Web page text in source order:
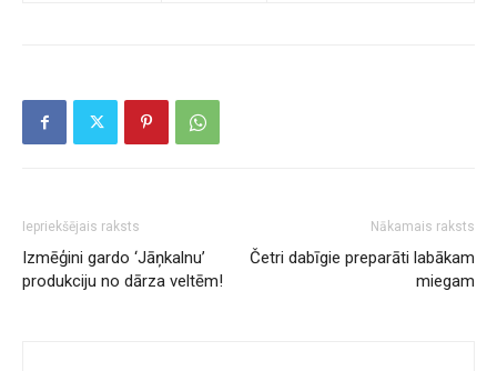
Iepriekšējais raksts
Izmēģini gardo ‘Jāņkalnu’
produkciju no dārza veltēm!
Nākamais raksts
Četri dabīgie preparāti labākam
miegam